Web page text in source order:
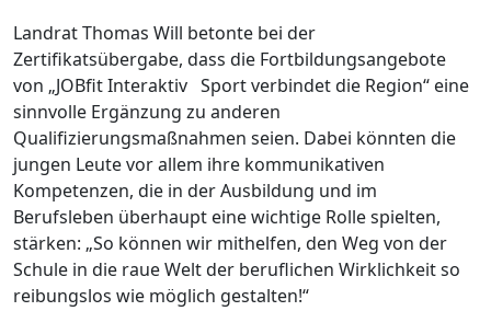
Landrat Thomas Will betonte bei der
Zertifikatsübergabe, dass die Fortbildungsangebote
von „JOBfit Interaktiv Sport verbindet die Region“ eine
sinnvolle Ergänzung zu anderen
Qualifizierungsmaßnahmen seien. Dabei könnten die
jungen Leute vor allem ihre kommunikativen
Kompetenzen, die in der Ausbildung und im
Berufsleben überhaupt eine wichtige Rolle spielten,
stärken: „So können wir mithelfen, den Weg von der
Schule in die raue Welt der beruflichen Wirklichkeit so
reibungslos wie möglich gestalten!“